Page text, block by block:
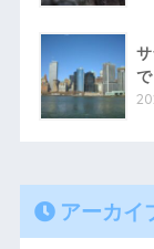
アーカイ